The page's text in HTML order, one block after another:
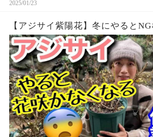
2025/01/23
【アジサイ紫陽花】冬にやると